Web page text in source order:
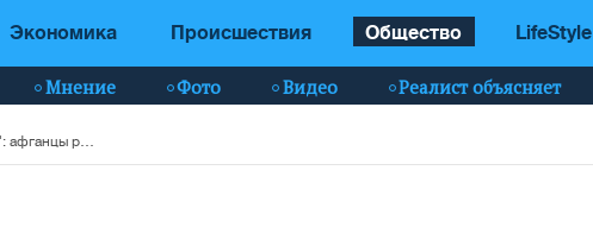
Экономика Происшествия Общество LifeStyle
Мнение Фото Видео Реалист объясняет